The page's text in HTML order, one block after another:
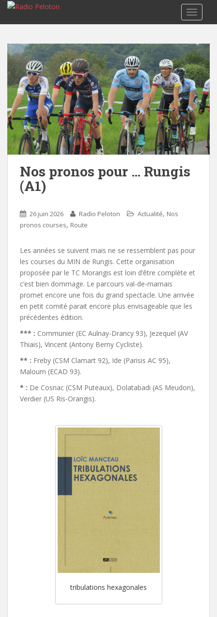
Nos pronos pour … Rungis
(A1)
26 juin 2026 Radio Peloton Actualité, Nos
pronos courses, Route
Les années se suivent mais ne se ressemblent pas pour
les courses du MIN de Rungis. Cette organisation
proposée par le TC Morangis est loin d’être complète et
c’est bien dommage. Le parcours val-de-marnais
promet encore une fois du grand spectacle. Une arrivée
en petit comité parait encore plus envisageable que les
précédentes édition.
*** : Communier (EC Aulnay-Drancy 93), Jezequel (AV
Thiais), Vincent (Antony Berny Cycliste).
** : Freby (CSM Clamart 92), Ide (Parisis AC 95),
Maloum (ECAD 93).
* : De Cosnac (CSM Puteaux), Dolatabadi (AS Meudon),
Verdier (US Ris-Orangis).
tribulations hexagonales